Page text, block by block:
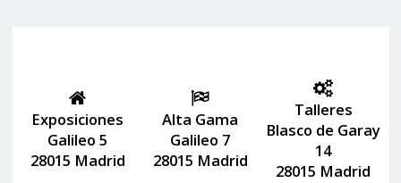
Exposiciones
Galileo 5
28015 Madrid
Alta Gama
Galileo 7
28015 Madrid
Talleres
Blasco de Garay
14
28015 Madrid